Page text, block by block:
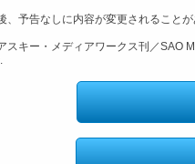
予告なしに内容が変更されることが
キー・メディアワークス刊／SAO